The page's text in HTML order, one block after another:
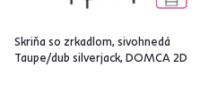
Skriňa so zrkadlom, sivohnedá
Taupe/dub silverjack, DOMCA 2D